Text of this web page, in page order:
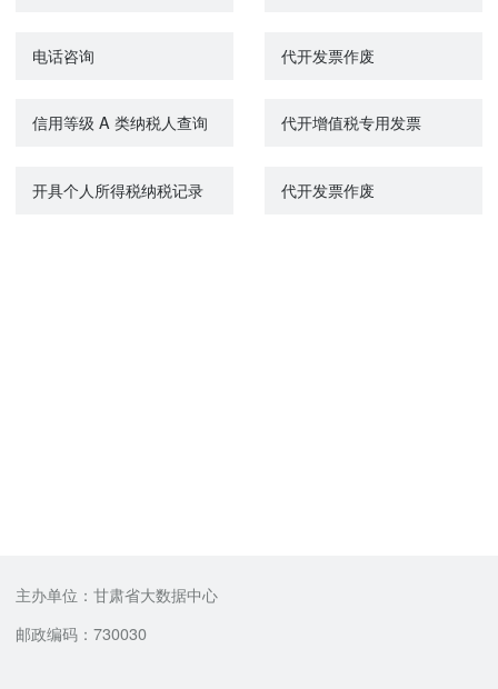
电话咨询 代开发票作废
信用等级 A 类纳税人查询 代开增值税专用发票
开具个人所得税纳税记录 代开发票作废
主办单位：甘肃省大数据中心
邮政编码：730030